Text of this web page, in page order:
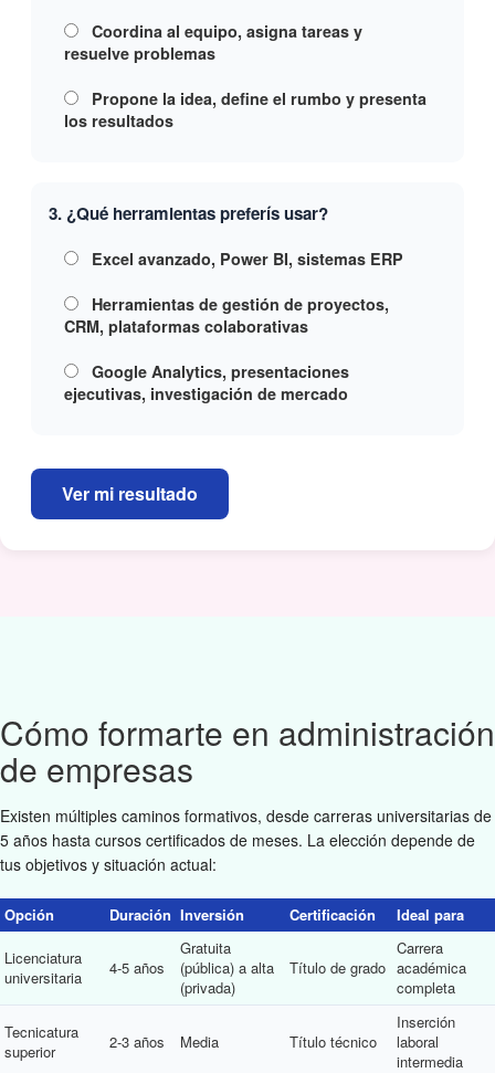
Coordina al equipo, asigna tareas y
resuelve problemas
Propone la idea, define el rumbo y presenta
los resultados
3. ¿Qué herramientas preferís usar?
Excel avanzado, Power BI, sistemas ERP
Herramientas de gestión de proyectos,
CRM, plataformas colaborativas
Google Analytics, presentaciones
ejecutivas, investigación de mercado
Ver mi resultado
Cómo formarte en administración
de empresas
Existen múltiples caminos formativos, desde carreras universitarias de
5 años hasta cursos certificados de meses. La elección depende de
tus objetivos y situación actual:
Opción Duración Inversión Certificación Ideal para
Licenciatura
universitaria
4-5 años
Gratuita
(pública) a alta
(privada)
Título de grado
Carrera
académica
completa
Tecnicatura
superior
2-3 años Media Título técnico
Inserción
laboral
intermedia